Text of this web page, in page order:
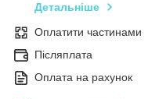
Детальніше
Оплатити частинами
Післяплата
Оплата на рахунок